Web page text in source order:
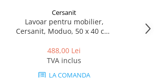
Cersanit
Lavoar pentru mobilier,
Cersanit, Moduo, 50 x 40 cm,
488,00 Lei
TVA inclus
LA COMANDA